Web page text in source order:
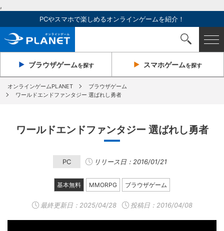
,
PCやスマホで楽しめるオンラインゲームを紹介！
ブラウザゲームを探す スマホゲームを探す
オンラインゲームPLANET
ブラウザゲーム
ワールドエンドファンタジー 選ばれし勇者
ワールドエンドファンタジー 選ばれし勇者
PC リリース日：2016/01/21
基本無料 MMORPG ブラウザゲーム
最終更新日： 2025/04/28 投稿日：2016/04/08